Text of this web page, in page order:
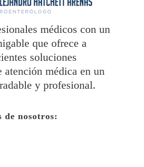
médicos con un
que ofrece a
soluciones
atención médica en un
y profesional.
de nosotros: